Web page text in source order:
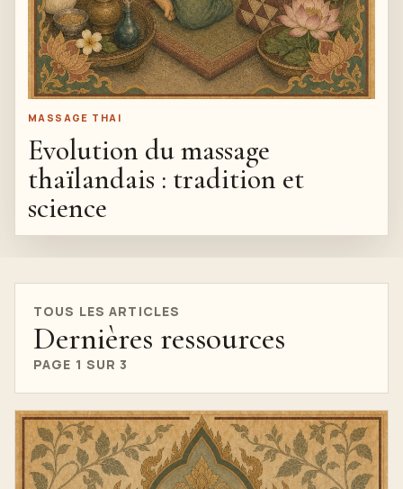
MASSAGE THAI
Evolution du massage
thaïlandais : tradition et
science
TOUS LES ARTICLES
Dernières ressources
PAGE 1 SUR 3